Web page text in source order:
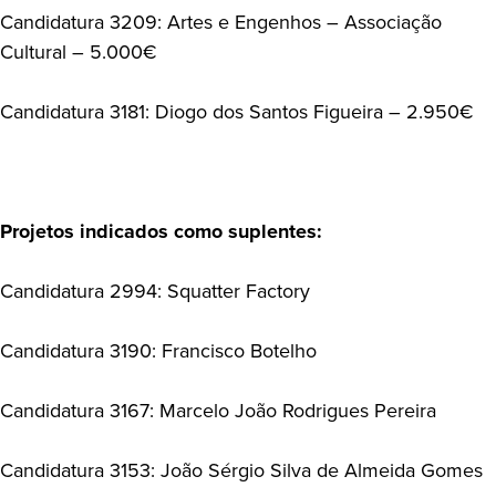
Candidatura 3209: Artes e Engenhos – Associação
Cultural – 5.000€
Candidatura 3181: Diogo dos Santos Figueira – 2.950€
Projetos indicados como suplentes:
Candidatura 2994: Squatter Factory
Candidatura 3190: Francisco Botelho
Candidatura 3167: Marcelo João Rodrigues Pereira
Candidatura 3153: João Sérgio Silva de Almeida Gomes